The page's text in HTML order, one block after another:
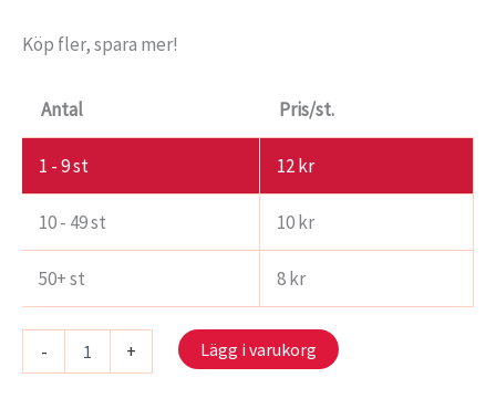
Köp fler, spara mer!
Antal Pris/st.
1 - 9st 12kr
10 - 49 st 10kr
50+ st 8kr
- + Lägg i varukorg